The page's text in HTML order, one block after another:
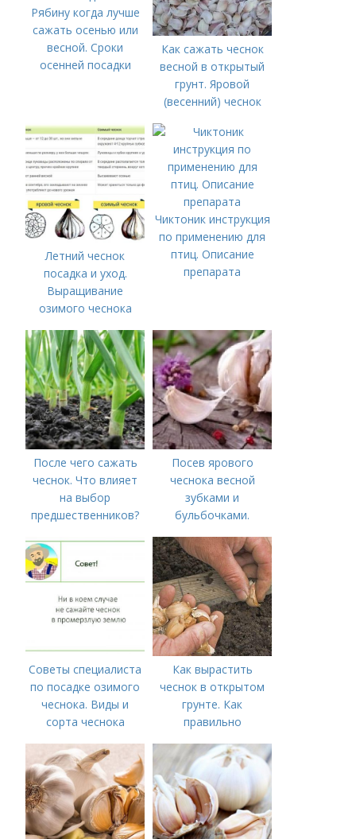
Рябину когда лучше
сажать осенью или
весной. Сроки
осенней посадки
Как сажать чеснок
весной в открытый
грунт. Яровой
(весенний) чеснок
Летний чеснок
посадка и уход.
Выращивание
озимого чеснока
Чиктоник инструкция
по применению для
птиц. Описание
препарата
После чего сажать
чеснок. Что влияет
на выбор
предшественников?
Посев ярового
чеснока весной
зубками и
бульбочками.
посадки озимого
чеснока
Советы специалиста
по посадке озимого
чеснока. Виды и
сорта чеснока
Как вырастить
чеснок в открытом
грунте. Как
правильно
открытом грунте